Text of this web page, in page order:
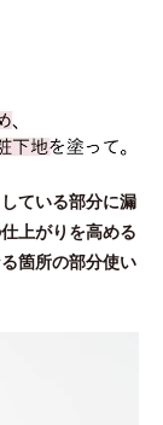
ている部分に漏
上がりを高める
箇所の部分使い